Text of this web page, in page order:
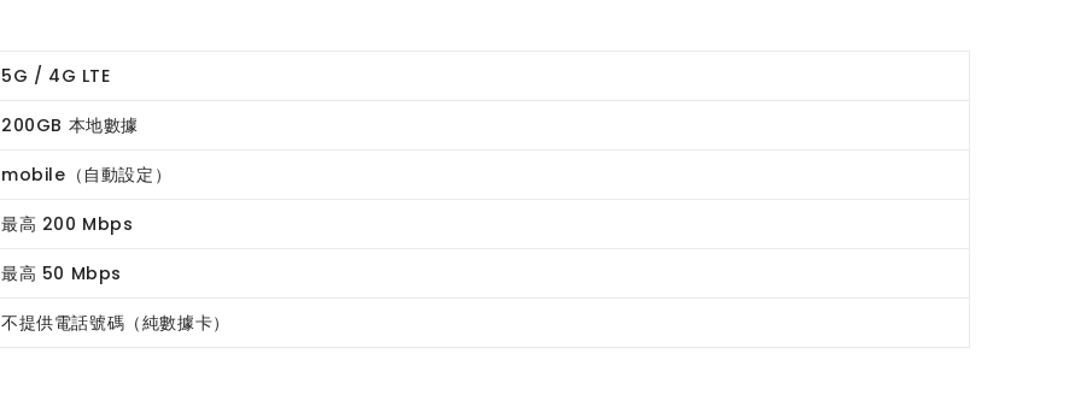
5G / 4G LTE
200GB 本地數據
mobile（自動設定）
最高 200 Mbps
最高 50 Mbps
不提供電話號碼（純數據卡）